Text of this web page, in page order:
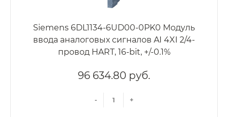
Siemens 6DL1134-6UD00-0PK0 Модуль
ввода аналоговых сигналов AI 4XI 2/4-
провод HART, 16-bit, +/-0.1%
96 634.80 руб.
- +